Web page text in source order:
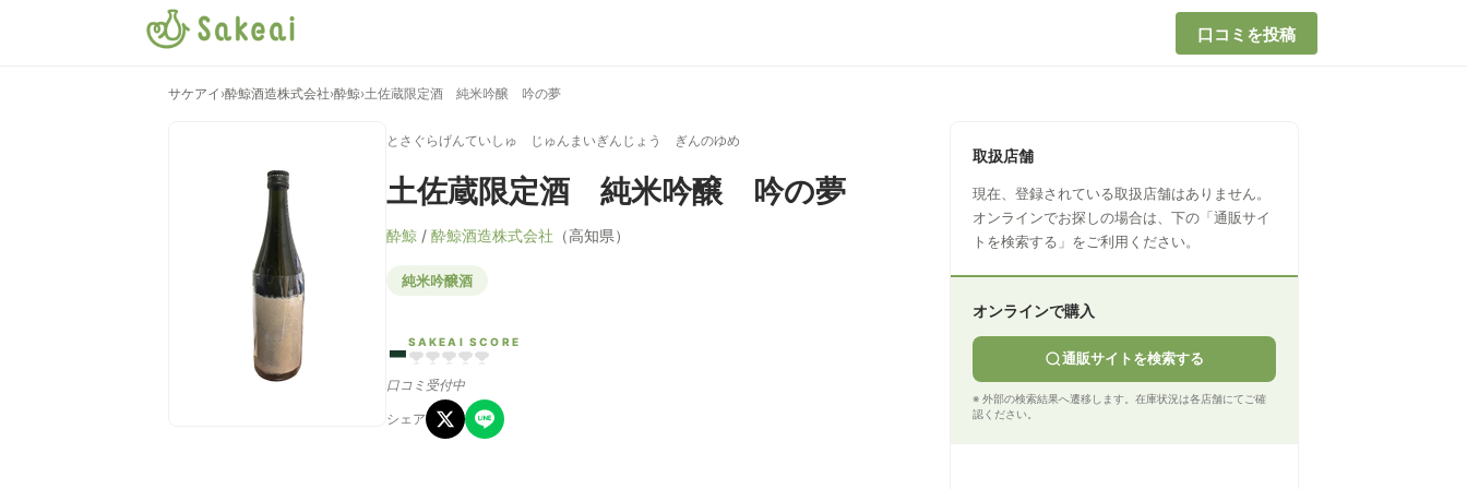
口コミを投稿
サケアイ ›酔鯨酒造株式会社›酔鯨›土佐蔵限定酒 純米吟醸 吟の夢
とさぐらげんていしゅ じゅんまいぎんじょう ぎんのゆめ
土佐蔵限定酒 純米吟醸 吟の夢
酔鯨 / 酔鯨酒造株式会社 （高知県）
純米吟醸酒
-SAKEAI SCORE
口コミ受付中
シェア
取扱店舗
現在、登録されている取扱店舗はありません。
オンラインでお探しの場合は、下の「通販サイ
トを検索する」をご利用ください。
オンラインで購入
通販サイトを検索する
※ 外部の検索結果へ遷移します。在庫状況は各店舗にてご確
認ください。